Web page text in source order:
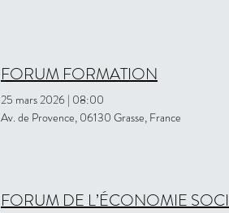
FORUM FORMATION
25 mars 2026 | 08:00
Av. de Provence, 06130 Grasse, France
FORUM DE L’ÉCONOMIE